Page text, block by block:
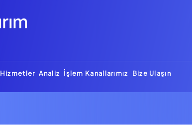
Hizmetler Analiz İşlem Kanallarımız Bize Ulaşın